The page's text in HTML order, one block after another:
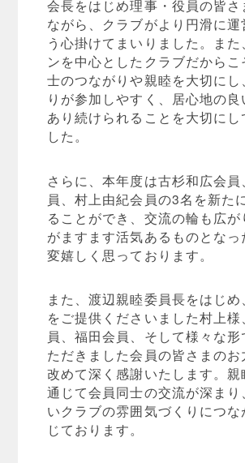
会長をはじめ理事・役員の皆さ
ながら、クラブがより円滑に運
う心掛けてまいりました。また
ンを中心としたクラブだからこ
士のつながりや親睦を大切にし
りが参加しやすく、居心地の
あり続けられることを大切にし
した。
さらに、本年度は古杉和広会員
員、村上由紀会員の3名を新た
ることができ、交流の輪も広
がますます活気あるものとなっ
変嬉しく思っております。
また、渡辺親睦委員長をはじ
をご提供くださいました村上様
員、福田会員、そして様々な形
ただきました会員の皆さまのお
改めて深く感謝いたします。親
通じて会員同士の交流が深まり
いクラブの雰囲気づくりにつな
じております。